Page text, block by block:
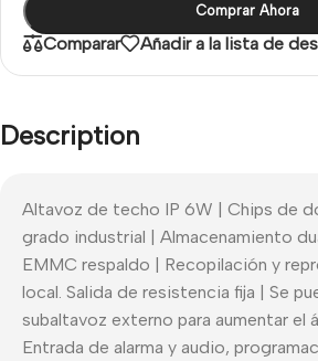
Comprar Ahora
Comparar Añadir a la lista de
Description
Altavoz de techo IP 6W | Chips de
grado industrial | Almacenamiento
EMMC respaldo | Recopilación y
local. Salida de resistencia fija | Se
subaltavoz externo para aumentar el
Entrada de alarma y audio,